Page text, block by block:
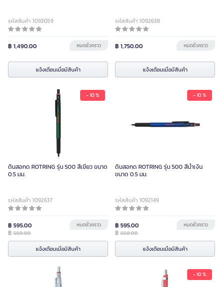
รหัสสินค้า 1093059
฿ 1,490.00 หมดชั่วคราว
แจ้งเตือนเมื่อมีสินค้า
รหัสสินค้า 1092638
฿ 1,750.00 หมดชั่วคราว
แจ้งเตือนเมื่อมีสินค้า
- 10 %
ดินสอกด ROTRING รุ่น 500 สีเขียว ขนาด
0.5 มม.
รหัสสินค้า 1092637
฿ 595.00
฿ 660.00
หมดชั่วคราว
แจ้งเตือนเมื่อมีสินค้า
- 10 %
ดินสอกด ROTRING รุ่น 500 สีน้ำเงิน
ขนาด 0.5 มม.
รหัสสินค้า 1092149
฿ 595.00
฿ 660.00
หมดชั่วคราว
แจ้งเตือนเมื่อมีสินค้า
- 10 %